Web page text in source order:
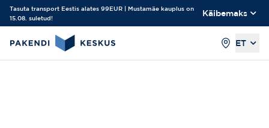
Tasuta transport Eestis alates 99EUR | Mustamäe kauplus on
15.08. suletud!
Käibemaks
ET